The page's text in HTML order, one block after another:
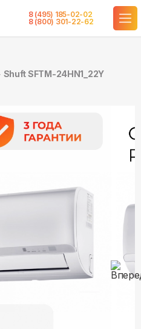
8 (495) 185-02-02
8 (800) 301-22-62
Shuft SFTM-24HN1_22Y